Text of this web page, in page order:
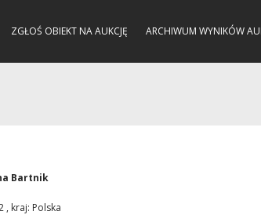
ZGŁOŚ OBIEKT NA AUKCJĘ ARCHIWUM WYNIKÓW
Bartnik
, kraj: Polska